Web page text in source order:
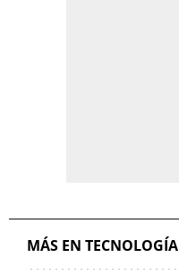
MÁS EN TECNOLOGÍA